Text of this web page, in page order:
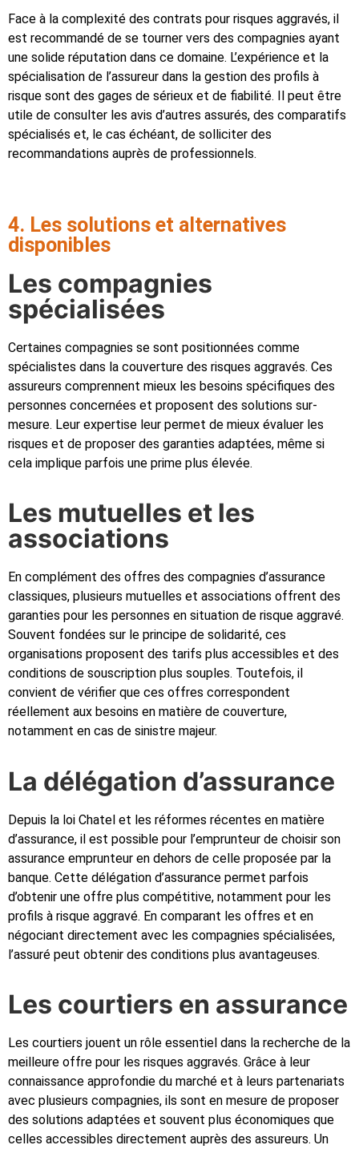
Face à la complexité des contrats pour risques aggravés, il
est recommandé de se tourner vers des compagnies ayant
une solide réputation dans ce domaine. L’expérience et la
spécialisation de l’assureur dans la gestion des profils à
risque sont des gages de sérieux et de fiabilité. Il peut être
utile de consulter les avis d’autres assurés, des comparatifs
spécialisés et, le cas échéant, de solliciter des
recommandations auprès de professionnels.
4. Les solutions et alternatives
disponibles
Les compagnies
spécialisées
Certaines compagnies se sont positionnées comme
spécialistes dans la couverture des risques aggravés. Ces
assureurs comprennent mieux les besoins spécifiques des
personnes concernées et proposent des solutions sur-
mesure. Leur expertise leur permet de mieux évaluer les
risques et de proposer des garanties adaptées, même si
cela implique parfois une prime plus élevée.
Les mutuelles et les
associations
En complément des offres des compagnies d’assurance
classiques, plusieurs mutuelles et associations offrent des
garanties pour les personnes en situation de risque aggravé.
Souvent fondées sur le principe de solidarité, ces
organisations proposent des tarifs plus accessibles et des
conditions de souscription plus souples. Toutefois, il
convient de vérifier que ces offres correspondent
réellement aux besoins en matière de couverture,
notamment en cas de sinistre majeur.
La délégation d’assurance
Depuis la loi Chatel et les réformes récentes en matière
d’assurance, il est possible pour l’emprunteur de choisir son
assurance emprunteur en dehors de celle proposée par la
banque. Cette délégation d’assurance permet parfois
d’obtenir une offre plus compétitive, notamment pour les
profils à risque aggravé. En comparant les offres et en
négociant directement avec les compagnies spécialisées,
l’assuré peut obtenir des conditions plus avantageuses.
Les courtiers en assurance
Les courtiers jouent un rôle essentiel dans la recherche de la
meilleure offre pour les risques aggravés. Grâce à leur
connaissance approfondie du marché et à leurs partenariats
avec plusieurs compagnies, ils sont en mesure de proposer
des solutions adaptées et souvent plus économiques que
celles accessibles directement auprès des assureurs. Un